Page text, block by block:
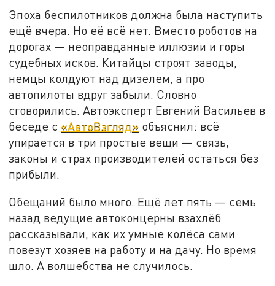
Эпоха беспилотников должна была наступить
ещё вчера. Но её всё нет. Вместо роботов на
дорогах — неоправданные иллюзии и горы
судебных исков. Китайцы строят заводы,
немцы колдуют над дизелем, а про
автопилоты вдруг забыли. Словно
сговорились. Автоэксперт Евгений Васильев в
беседе с «АвтоВзгляд» объяснил: всё
упирается в три простые вещи — связь,
законы и страх производителей остаться без
прибыли.
Обещаний было много. Ещё лет пять — семь
назад ведущие автоконцерны взахлёб
рассказывали, как их умные колёса сами
повезут хозяев на работу и на дачу. Но время
шло. А волшебства не случилось.